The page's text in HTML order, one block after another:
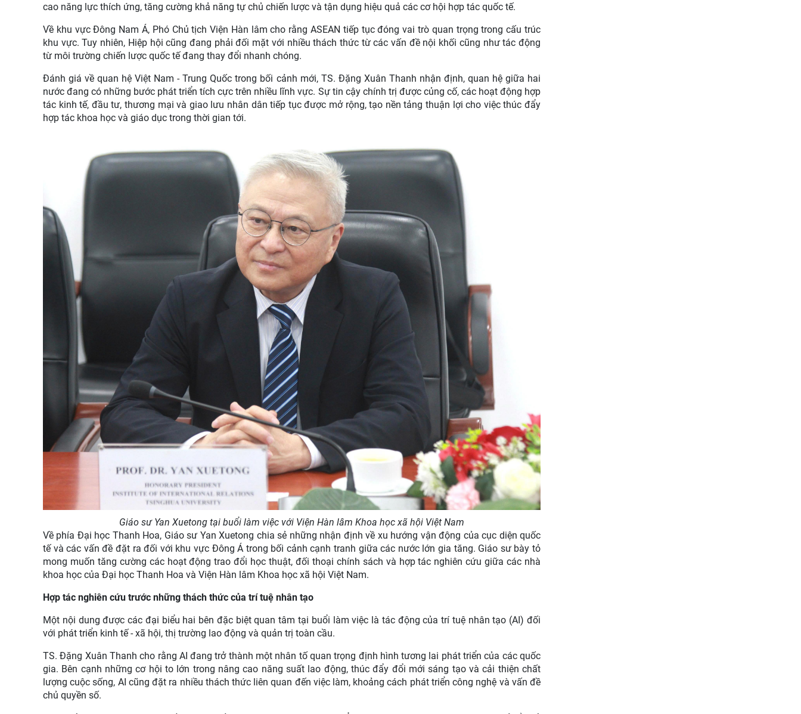
cao năng lực thích ứng, tăng cường khả năng tự chủ chiến lược và tận dụng hiệu quả các cơ hội hợp tác quốc tế.
Về khu vực Đông Nam Á, Phó Chủ tịch Viện Hàn lâm cho rằng ASEAN tiếp tục đóng vai trò quan trọng trong cấu trúc
khu vực. Tuy nhiên, Hiệp hội cũng đang phải đối mặt với nhiều thách thức từ các vấn đề nội khối cũng như tác động
từ môi trường chiến lược quốc tế đang thay đổi nhanh chóng.
Đánh giá về quan hệ Việt Nam - Trung Quốc trong bối cảnh mới, TS. Đặng Xuân Thanh nhận định, quan hệ giữa hai
nước đang có những bước phát triển tích cực trên nhiều lĩnh vực. Sự tin cậy chính trị được củng cố, các hoạt động hợp
tác kinh tế, đầu tư, thương mại và giao lưu nhân dân tiếp tục được mở rộng, tạo nền tảng thuận lợi cho việc thúc đẩy
hợp tác khoa học và giáo dục trong thời gian tới.
Giáo sư Yan Xuetong tại buổi làm việc với Viện Hàn lâm Khoa học xã hội Việt Nam
Về phía Đại học Thanh Hoa, Giáo sư Yan Xuetong chia sẻ những nhận định về xu hướng vận động của cục diện quốc
tế và các vấn đề đặt ra đối với khu vực Đông Á trong bối cảnh cạnh tranh giữa các nước lớn gia tăng. Giáo sư bày tỏ
mong muốn tăng cường các hoạt động trao đổi học thuật, đối thoại chính sách và hợp tác nghiên cứu giữa các nhà
khoa học của Đại học Thanh Hoa và Viện Hàn lâm Khoa học xã hội Việt Nam.
Hợp tác nghiên cứu trước những thách thức của trí tuệ nhân tạo
Một nội dung được các đại biểu hai bên đặc biệt quan tâm tại buổi làm việc là tác động của trí tuệ nhân tạo (AI) đối
với phát triển kinh tế - xã hội, thị trường lao động và quản trị toàn cầu.
TS. Đặng Xuân Thanh cho rằng AI đang trở thành một nhân tố quan trọng định hình tương lai phát triển của các quốc
gia. Bên cạnh những cơ hội to lớn trong nâng cao năng suất lao động, thúc đẩy đổi mới sáng tạo và cải thiện chất
lượng cuộc sống, AI cũng đặt ra nhiều thách thức liên quan đến việc làm, khoảng cách phát triển công nghệ và vấn đề
chủ quyền số.